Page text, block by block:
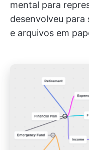
mental para
desenvolveu para
e arquivos em